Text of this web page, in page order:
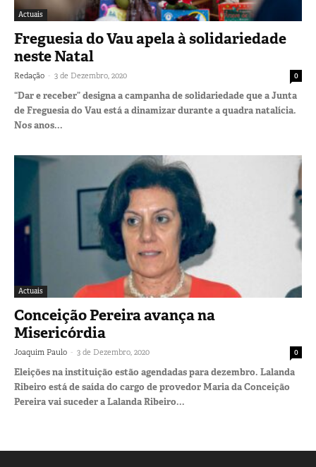
Actuais
Freguesia do Vau apela à solidariedade
neste Natal
Redação - 3 de Dezembro, 2020 0
“Dar e receber” designa a campanha de solidariedade que a Junta
de Freguesia do Vau está a dinamizar durante a quadra natalícia.
Nos anos...
Actuais
Conceição Pereira avança na
Misericórdia
Joaquim Paulo - 3 de Dezembro, 2020 0
Eleições na instituição estão agendadas para dezembro. Lalanda
Ribeiro está de saída do cargo de provedor Maria da Conceição
Pereira vai suceder a Lalanda Ribeiro...